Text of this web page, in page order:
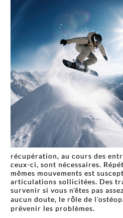
récupération, au cours des
ceux-ci, sont nécessaires.
mêmes mouvements est
articulations sollicitées. Des
survenir si vous n'êtes pas
aucun doute, le rôle de
prévenir les problèmes.